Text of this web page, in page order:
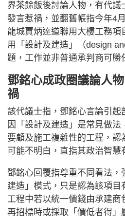
界茶餘飯後討論人物，有代議
發言惹禍，並翻舊帳指今年4
龍城賈炳達道聯用大樓工務項
用「設計及建造」（design
題，工作並非普通承判商可勝
鄧銘心成政圈議論人
禍
該代議士指，鄧銘心言論引起
因「設計及建造」是常見做法
要顧及施工複雜性的工程，認
可能不明白，直指其政治智慧
鄧銘心回覆指尊重不同看法，
建造」模式，只是認為該項目
工程中若以統一價錢由承建商
再招標時或採取「價低者得」